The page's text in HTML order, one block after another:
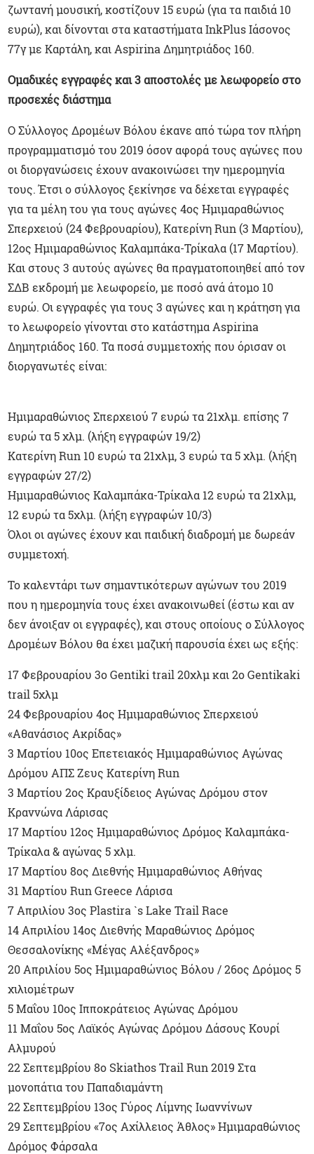
ζωντανή μουσική, κοστίζουν 15 ευρώ (για τα παιδιά 10
ευρώ), και δίνονται στα καταστήματα InkPlus Ιάσονος
77γ με Καρτάλη, και Aspirina Δημητριάδος 160.
Ομαδικές εγγραφές και 3 αποστολές με λεωφορείο στο
προσεχές διάστημα
Ο Σύλλογος Δρομέων Βόλου έκανε από τώρα τον πλήρη
προγραμματισμό του 2019 όσον αφορά τους αγώνες που
οι διοργανώσεις έχουν ανακοινώσει την ημερομηνία
τους. Έτσι ο σύλλογος ξεκίνησε να δέχεται εγγραφές
για τα μέλη του για τους αγώνες 4ος Ημιμαραθώνιος
Σπερχειού (24 Φεβρουαρίου), Κατερίνη Run (3 Μαρτίου),
12ος Ημιμαραθώνιος Καλαμπάκα-Τρίκαλα (17 Μαρτίου).
Και στους 3 αυτούς αγώνες θα πραγματοποιηθεί από τον
ΣΔΒ εκδρομή με λεωφορείο, με ποσό ανά άτομο 10
ευρώ. Οι εγγραφές για τους 3 αγώνες και η κράτηση για
το λεωφορείο γίνονται στο κατάστημα Aspirina
Δημητριάδος 160. Τα ποσά συμμετοχής που όρισαν οι
διοργανωτές είναι:
Ημιμαραθώνιος Σπερχειού 7 ευρώ τα 21χλμ. επίσης 7
ευρώ τα 5 χλμ. (λήξη εγγραφών 19/2)
Κατερίνη Run 10 ευρώ τα 21χλμ, 3 ευρώ τα 5 χλμ. (λήξη
εγγραφών 27/2)
Ημιμαραθώνιος Καλαμπάκα-Τρίκαλα 12 ευρώ τα 21χλμ,
12 ευρώ τα 5χλμ. (λήξη εγγραφών 10/3)
Όλοι οι αγώνες έχουν και παιδική διαδρομή με δωρεάν
συμμετοχή.
Το καλεντάρι των σημαντικότερων αγώνων του 2019
που η ημερομηνία τους έχει ανακοινωθεί (έστω και αν
δεν άνοιξαν οι εγγραφές), και στους οποίους ο Σύλλογος
Δρομέων Βόλου θα έχει μαζική παρουσία έχει ως εξής:
17 Φεβρουαρίου 3ο Gentiki trail 20χλμ και 2ο Gentikaki
trail 5χλμ
24 Φεβρουαρίου 4ος Ημιμαραθώνιος Σπερχειού
«Αθανάσιος Ακρίδας»
3 Μαρτίου 10ος Επετειακός Ημιμαραθώνιος Αγώνας
Δρόμου ΑΠΣ Ζευς Κατερίνη Run
3 Μαρτίου 2ος Κραυξίδειος Αγώνας Δρόμου στον
Κραννώνα Λάρισας
17 Μαρτίου 12ος Ημιμαραθώνιος Δρόμος Καλαμπάκα-
Τρίκαλα & αγώνας 5 χλμ.
17 Μαρτίου 8ος Διεθνής Ημιμαραθώνιος Αθήνας
31 Μαρτίου Run Greece Λάρισα
7 Απριλίου 3ος Plastira `s Lake Trail Race
14 Απριλίου 14ος Διεθνής Μαραθώνιος Δρόμος
Θεσσαλονίκης «Μέγας Αλέξανδρος»
20 Απριλίου 5ος Ημιμαραθώνιος Βόλου / 26ος Δρόμος 5
χιλιομέτρων
5 Μαΐου 10ος Ιπποκράτειος Αγώνας Δρόμου
11 Μαΐου 5ος Λαϊκός Αγώνας Δρόμου Δάσους Κουρί
Αλμυρού
22 Σεπτεμβρίου 8o Skiathos Trail Run 2019 Στα
μονοπάτια του Παπαδιαμάντη
22 Σεπτεμβρίου 13ος Γύρος Λίμνης Ιωαννίνων
29 Σεπτεμβρίου «7ος Αχίλλειος Άθλος» Ημιμαραθώνιος
Δρόμος Φάρσαλα